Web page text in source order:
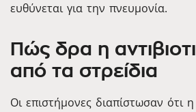
ευθύνεται για την πνευμονία.
Πώς δρα η
από τα στρείδια
Οι επιστήμονες διαπίστωσαν ότι η